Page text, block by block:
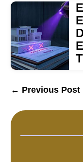
← Previous Post